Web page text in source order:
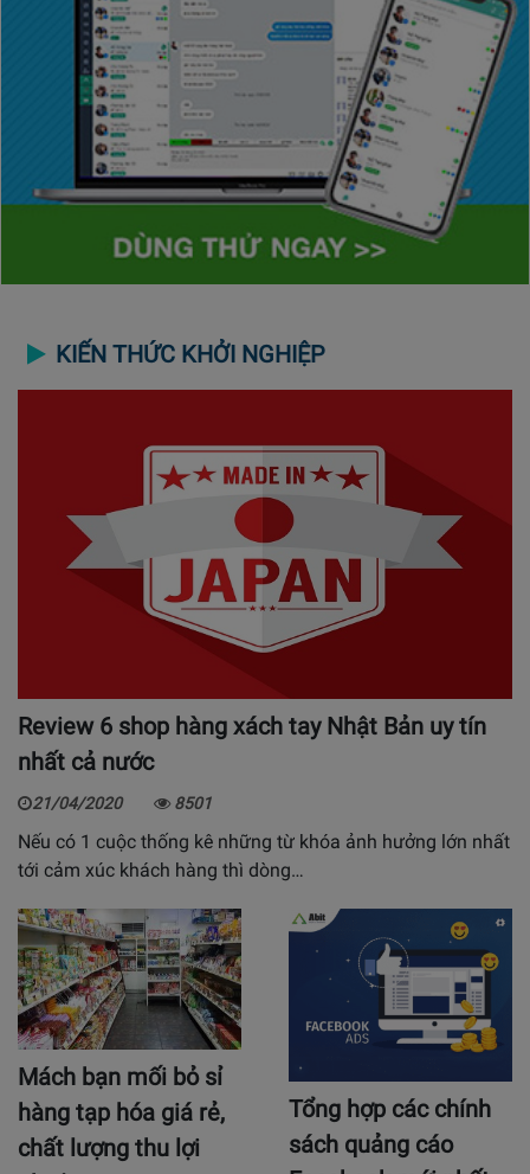
KIẾN THỨC KHỞI NGHIỆP
Review 6 shop hàng xách tay Nhật Bản uy tín
nhất cả nước
21/04/2020 8501
Nếu có 1 cuộc thống kê những từ khóa ảnh hưởng lớn nhất
tới cảm xúc khách hàng thì dòng…
Mách bạn mối bỏ sỉ
hàng tạp hóa giá rẻ,
chất lượng thu lợi
Tổng hợp các chính
sách quảng cáo